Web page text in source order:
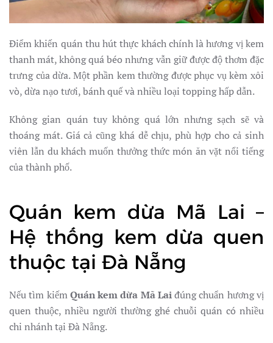
Điểm khiến quán thu hút thực khách chính là hương vị kem
thanh mát, không quá béo nhưng vẫn giữ được độ thơm đặc
trưng của dừa. Một phần kem thường được phục vụ kèm xôi
vò, dừa nạo tươi, bánh quế và nhiều loại topping hấp dẫn.
Không gian quán tuy không quá lớn nhưng sạch sẽ và
thoáng mát. Giá cả cũng khá dễ chịu, phù hợp cho cả sinh
viên lẫn du khách muốn thưởng thức món ăn vặt nổi tiếng
của thành phố.
Quán kem dừa Mã Lai –
Hệ thống kem dừa quen
thuộc tại Đà Nẵng
Nếu tìm kiếmQuán kem dừa Mã Laiđúng chuẩn hương vị
quen thuộc, nhiều người thường ghé chuỗi quán có nhiều
chi nhánh tại Đà Nẵng.